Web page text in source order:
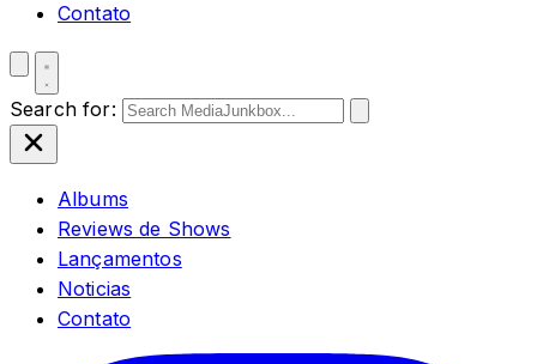
Contato
Search for:
Albums
Reviews de Shows
Lançamentos
Noticias
Contato